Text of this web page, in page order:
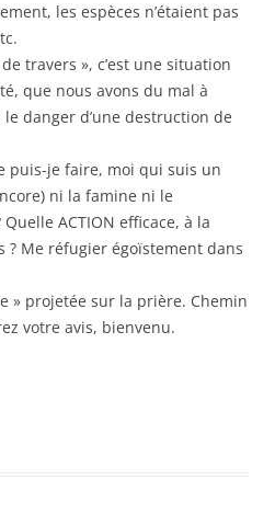
les espèces n’étaient pas
travers », c’est une situation
que nous avons du mal à
danger d’une destruction de
puis-je faire, moi qui suis un
ni la famine ni le
ACTION efficace, à la
? Me réfugier égoïstement dans
» projetée sur la prière. Chemin
votre avis, bienvenu.